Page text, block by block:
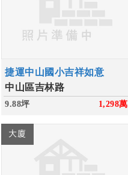
捷運中山國小吉祥如意
中山區吉林路
9.88坪 1,298萬
大廈